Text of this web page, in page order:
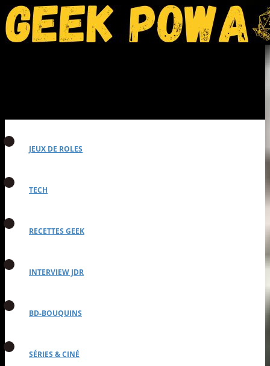
JEUX DE ROLES
TECH
RECETTES GEEK
INTERVIEW JDR
BD-BOUQUINS
SÉRIES & CINÉ